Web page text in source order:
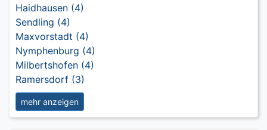
Haidhausen (4)
Sendling (4)
Maxvorstadt (4)
Nymphenburg (4)
Milbertshofen (4)
Ramersdorf (3)
mehr anzeigen